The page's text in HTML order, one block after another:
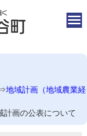
地域計画（地域農業経
計画の公表について